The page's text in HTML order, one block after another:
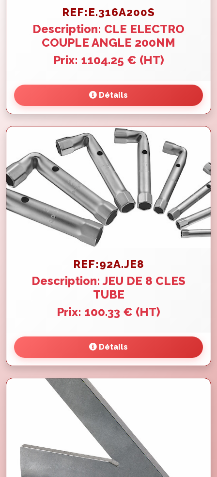
REF:E.316A200S
Description: CLE ELECTRO
COUPLE ANGLE 200NM
Prix: 1104.25 € (HT)
Détails
REF:92A.JE8
Description: JEU DE 8 CLES
TUBE
Prix: 100.33 € (HT)
Détails